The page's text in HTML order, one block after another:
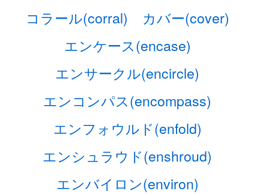
コラール(corral)
カバー(cover)
エンケース(encase)
エンサークル(encircle)
エンコンパス(encompass)
エンフォウルド(enfold)
エンシュラウド(enshroud)
エンバイロン(environ)